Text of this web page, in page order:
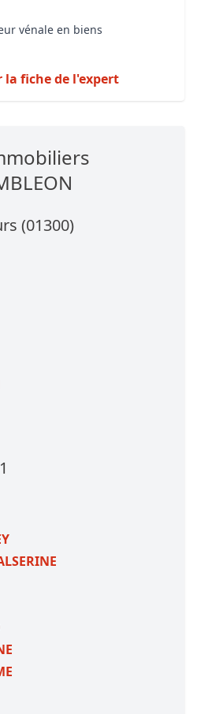
vénale en biens
la fiche de l'expert
(01300)